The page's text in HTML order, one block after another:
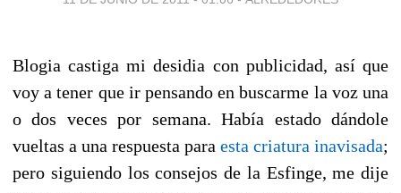
Blogia castiga mi desidia con publicidad, así que
voy a tener que ir pensando en buscarme la voz una
o dos veces por semana. Había estado dándole
vueltas a una respuesta para esta criatura inavisada;
pero siguiendo los consejos de la Esfinge, me dije